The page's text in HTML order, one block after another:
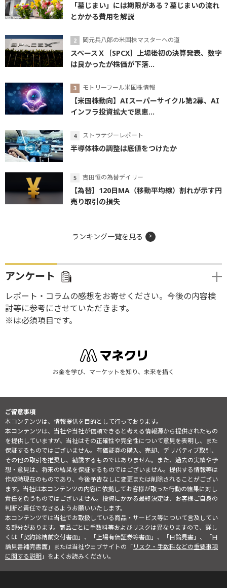
「墓じまい」には期限がある？墓じまいの流れ
とかかる費用を解説
岡元兵八郎の米国株マスターへの道
スペースＸ［SPCX］上場後初の決算発表、数字
は良かったが株価が下落...
モトリーフール米国株情報
【米国株動向】AIスーパーサイクル第2幕、AI
インフラ投資拡大で恩恵...
ストラテジーレポート
半導体株の調整は底値をつけたか
吉田恒の為替デイリー
【為替】120日MA（移動平均線）割れが示す円
売り取引の損失
ランキング一覧を見る
アンケート
レポート・コラムの感想をお寄せください。今後の内容検
討等に参考にさせていただきます。
※は必須項目です。
お金を学び、マーケットを知り、未来を描く
ご留意事項
本コンテンツは、情報提供を目的として行っております。
本コンテンツは、当社や当社が信頼できると考える情報源から提供されたもの
を提供していますが、当社はその正確性や完全性について意見を表明し、また
保証するものではございません。有価証券の購入、売却、デリバティブ取引、
その他の取引を推奨し、勧誘するものではありません。また、過去の実績や予
想・意見は、将来の結果を保証するものではございません。提供する情報等は
作成時現在のものであり、今後予告なしに変更または削除されることがござい
ます。当社は本コンテンツの内容に依拠してお客様が取った行動の結果に対し
責任を負うものではございません。投資にかかる最終決定は、お客様ご自身の
判断と責任でなさるようお願いいたします。
本コンテンツでは当社でお取扱している商品・サービス等について言及してい
る部分があります。商品ごとに手数料等およびリスクは異なりますので、詳し
くは「契約締結前交付書面」、「上場有価証券等書面」、「目論見書」、「目
論見書補完書面」または当社ウェブサイトの「リスク・手数料などの重要事項
に関する説明」をよくお読みください。